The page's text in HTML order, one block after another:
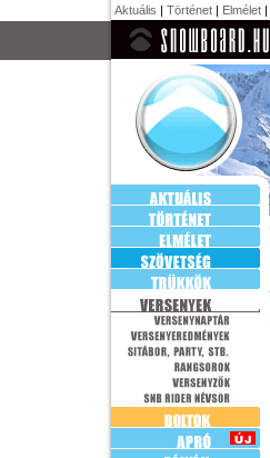
Aktuális | Történet | Elmélet |